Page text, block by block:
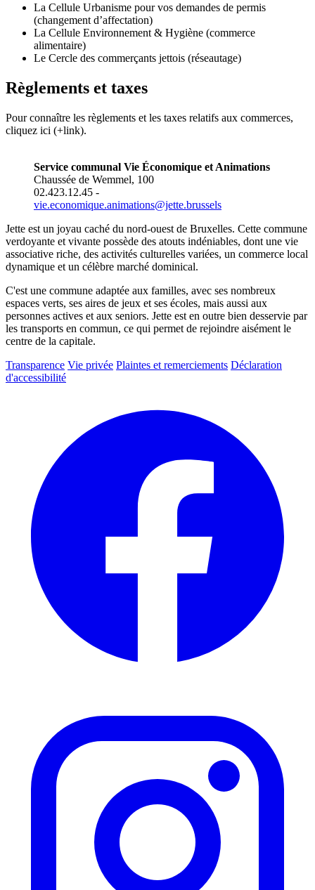
La Cellule Urbanisme pour vos demandes de permis
(changement d’affectation)
La Cellule Environnement & Hygiène (commerce
alimentaire)
Le Cercle des commerçants jettois (réseautage)
Règlements et taxes
Pour connaître les règlements et les taxes relatifs aux commerces,
cliquez ici (+link).
Service communal Vie Économique et Animations
Chaussée de Wemmel, 100
02.423.12.45 -
vie.economique.animations@jette.brussels
Jette est un joyau caché du nord-ouest de Bruxelles. Cette commune
verdoyante et vivante possède des atouts indéniables, dont une vie
associative riche, des activités culturelles variées, un commerce local
dynamique et un célèbre marché dominical.
C'est une commune adaptée aux familles, avec ses nombreux
espaces verts, ses aires de jeux et ses écoles, mais aussi aux
personnes actives et aux seniors. Jette est en outre bien desservie par
les transports en commun, ce qui permet de rejoindre aisément le
centre de la capitale.
Transparence Vie privée Plaintes et remerciements Déclaration
d'accessibilité